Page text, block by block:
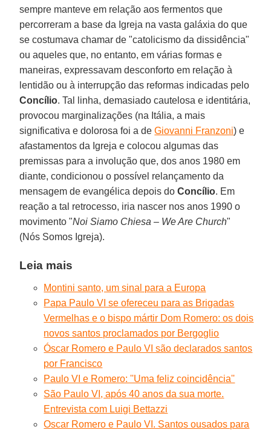
sempre manteve em relação aos fermentos que
percorreram a base da Igreja na vasta galáxia do que
se costumava chamar de "catolicismo da dissidência"
ou aqueles que, no entanto, em várias formas e
maneiras, expressavam desconforto em relação à
lentidão ou à interrupção das reformas indicadas pelo
Concílio. Tal linha, demasiado cautelosa e identitária,
provocou marginalizações (na Itália, a mais
significativa e dolorosa foi a deGiovanni Franzoni) e
afastamentos da Igreja e colocou algumas das
premissas para a involução que, dos anos 1980 em
diante, condicionou o possível relançamento da
mensagem de evangélica depois doConcílio. Em
reação a tal retrocesso, iria nascer nos anos 1990 o
movimento "Noi Siamo Chiesa – We Are Church"
(Nós Somos Igreja).
Leia mais
Montini santo, um sinal para a Europa
Papa Paulo VI se ofereceu para as Brigadas
Vermelhas e o bispo mártir Dom Romero: os dois
novos santos proclamados por Bergoglio
Óscar Romero e Paulo VI são declarados santos
por Francisco
Paulo VI e Romero: ''Uma feliz coincidência''
São Paulo VI, após 40 anos da sua morte.
Entrevista com Luigi Bettazzi
Oscar Romero e Paulo VI. Santos ousados para